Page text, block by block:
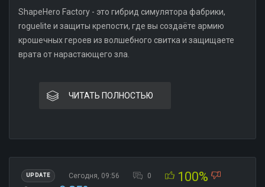
ShapeHero Factory - это гибрид симулятора фабрики,
roguelite и защиты крепости, где вы создаёте армию
крошечных героев из волшебного свитка и защищаете
врата от нарастающего зла.
ЧИТАТЬ ПОЛНОСТЬЮ
UPDATE Сегодня, 09:56 0 100%